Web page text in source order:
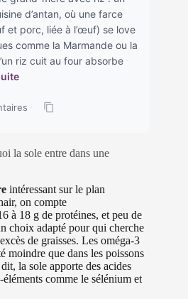
d’antan, où une farce
et porc, liée à l’œuf) se love
comme la Marmande ou la
riz cuit au four absorbe
·
la sole entre dans une
intéressant sur le plan
on compte
à 18 g de protéines, et peu de
choix adapté pour qui cherche
de graisses. Les oméga-3
moindre que dans les poissons
la sole apporte des acides
comme le sélénium et